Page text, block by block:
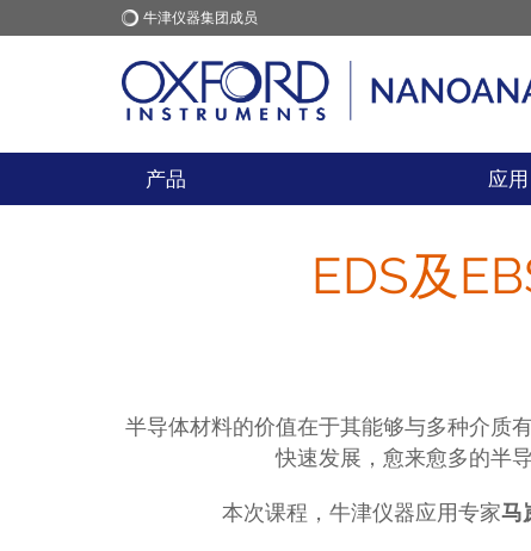
牛津仪器集团成员
牛津仪器 应用
产品 应用
EDS及
半导体材料的价值在于其能够与多种介质
快速发展，愈来愈多的半
本次课程，牛津仪器应用专家马